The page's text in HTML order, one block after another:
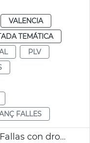
VALENCIA
TEMÁTICA
PLV
FALLES
PLV refuerzo seguridad Fallas con drones